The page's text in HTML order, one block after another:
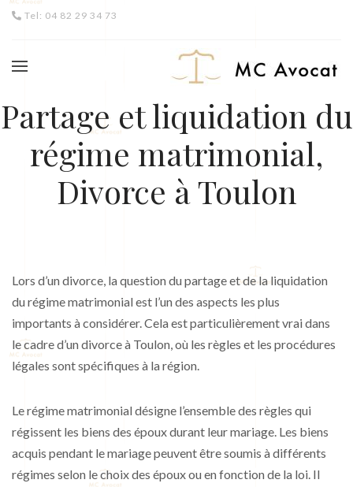
Tel: 04 82 29 34 73
Partage et liquidation du
régime matrimonial,
Divorce à Toulon
Lors d’un divorce, la question du partage et de la liquidation
du régime matrimonial est l’un des aspects les plus
importants à considérer. Cela est particulièrement vrai dans
le cadre d’un divorce à Toulon, où les règles et les procédures
légales sont spécifiques à la région.
Le régime matrimonial désigne l’ensemble des règles qui
régissent les biens des époux durant leur mariage. Les biens
acquis pendant le mariage peuvent être soumis à différents
régimes selon le choix des époux ou en fonction de la loi. Il